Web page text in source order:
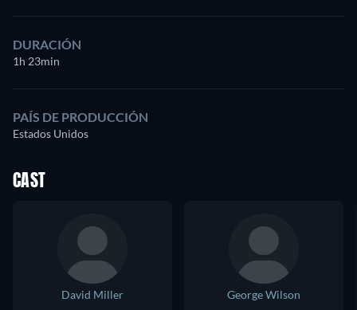
DURACIÓN
1h 23min
PAÍS DE PRODUCCIÓN
Estados Unidos
CAST
David Miller
George Wilson